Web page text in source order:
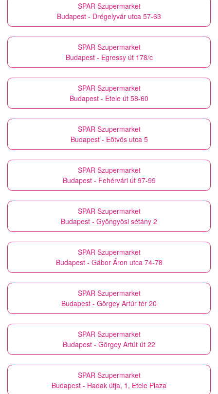
SPAR Szupermarket
Budapest - Drégelyvár utca 57-63
SPAR Szupermarket
Budapest - Egressy út 178/c
SPAR Szupermarket
Budapest - Etele út 58-60
SPAR Szupermarket
Budapest - Eötvös utca 5
SPAR Szupermarket
Budapest - Fehérvári út 97-99
SPAR Szupermarket
Budapest - Gyöngyösi sétány 2
SPAR Szupermarket
Budapest - Gábor Áron utca 74-78
SPAR Szupermarket
Budapest - Görgey Artúr tér 20
SPAR Szupermarket
Budapest - Görgey Artút út 22
SPAR Szupermarket
Budapest - Hadak útja, 1, Etele Plaza